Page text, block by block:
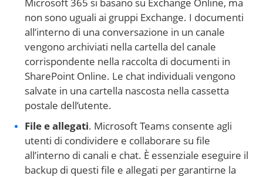
Microsoft 365 si basano su Exchange Online, ma
non sono uguali ai gruppi Exchange. I documenti
all’interno di una conversazione in un canale
vengono archiviati nella cartella del canale
corrispondente nella raccolta di documenti in
SharePoint Online. Le chat individuali vengono
salvate in una cartella nascosta nella cassetta
postale dell’utente.
File e allegati. Microsoft Teams consente agli
utenti di condividere e collaborare su file
all’interno di canali e chat. È essenziale eseguire il
backup di questi file e allegati per garantirne la